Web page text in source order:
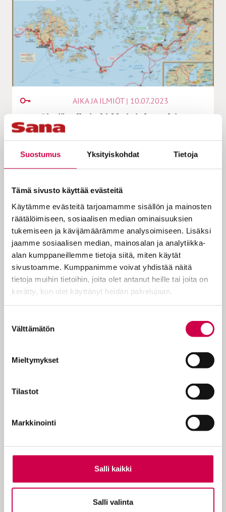
Suostumus Yksityiskohdat Tietoja
Tämä sivusto käyttää evästeitä
Käytämme evästeitä tarjoamamme sisällön ja mainosten
räätälöimiseen, sosiaalisen median ominaisuuksien
tukemiseen ja kävijämäärämme analysoimiseen. Lisäksi
jaamme sosiaalisen median, mainosalan ja analytiikka-
alan kumppaneillemme tietoja siitä, miten käytät
sivustoamme. Kumppanimme voivat yhdistää näitä
tietoja muihin tietoihin, joita olet antanut heille tai joita on
kerätty, kun olet käyttänyt heidän palvelujaan.
valinta
Välttämätön
Mieltymykset
Tilastot
Markkinointi
Salli kaikki
Salli valinta
AIKA JA ILMIÖT | 10.07.2023
Pieniä polkuja, kirkkoja ja kappeleita
IHMISTEN TARINAT | 10.07.2023
Pyhiinvaeltaja Tapani Tukiainen tekee matkaa
Ignatius de Loyolan kanssa
Otso Kautto: dramaattinen pyhiinvaeltaja